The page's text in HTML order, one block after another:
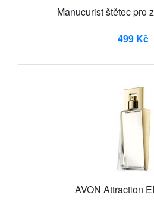
Manucurist štětec pro
499 Kč
AVON Attraction